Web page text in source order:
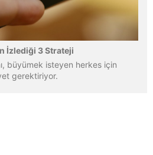
İzlediği 3 Strateji
büyümek isteyen herkes için
gerektiriyor.